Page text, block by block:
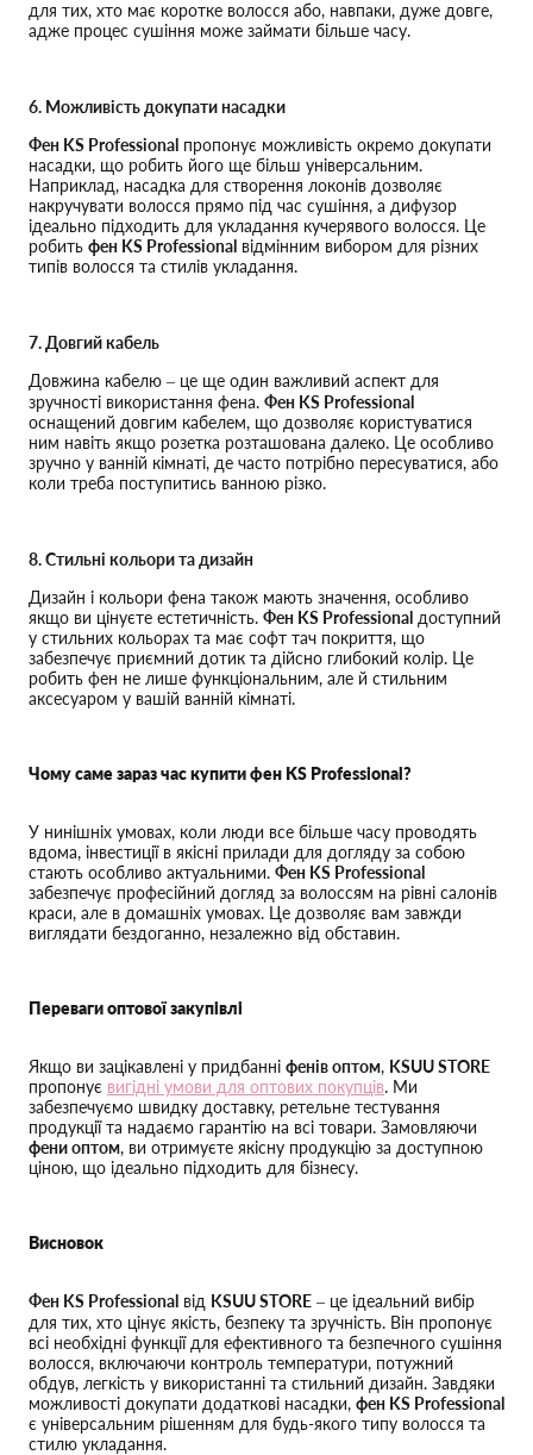
для тих, хто має коротке волосся або, навпаки, дуже довге,
адже процес сушіння може займати більше часу.
6. Можливість докупати насадки
Фен KS Professional пропонує можливість окремо докупати
насадки, що робить його ще більш універсальним.
Наприклад, насадка для створення локонів дозволяє
накручувати волосся прямо під час сушіння, а дифузор
ідеально підходить для укладання кучерявого волосся. Це
робить фен KS Professional відмінним вибором для різних
типів волосся та стилів укладання.
7. Довгий кабель
Довжина кабелю – це ще один важливий аспект для
зручності використання фена. Фен KS Professional
оснащений довгим кабелем, що дозволяє користуватися
ним навіть якщо розетка розташована далеко. Це особливо
зручно у ванній кімнаті, де часто потрібно пересуватися, або
коли треба поступитись ванною різко.
8. Стильні кольори та дизайн
Дизайн і кольори фена також мають значення, особливо
якщо ви цінуєте естетичність. Фен KS Professional доступний
у стильних кольорах та має софт тач покриття, що
забезпечує приємний дотик та дійсно глибокий колір. Це
робить фен не лише функціональним, але й стильним
аксесуаром у вашій ванній кімнаті.
Чому саме зараз час купити фен KS Professional?
У нинішніх умовах, коли люди все більше часу проводять
вдома, інвестиції в якісні прилади для догляду за собою
стають особливо актуальними. Фен KS Professional
забезпечує професійний догляд за волоссям на рівні салонів
краси, але в домашніх умовах. Це дозволяє вам завжди
виглядати бездоганно, незалежно від обставин.
Переваги оптової закупівлі
Якщо ви зацікавлені у придбанні фенів оптом, KSUU STORE
пропонує вигідні умови для оптових покупців. Ми
забезпечуємо швидку доставку, ретельне тестування
продукції та надаємо гарантію на всі товари. Замовляючи
фени оптом, ви отримуєте якісну продукцію за доступною
ціною, що ідеально підходить для бізнесу.
Висновок
Фен KS Professional від KSUU STORE – це ідеальний вибір
для тих, хто цінує якість, безпеку та зручність. Він пропонує
всі необхідні функції для ефективного та безпечного сушіння
волосся, включаючи контроль температури, потужний
обдув, легкість у використанні та стильний дизайн. Завдяки
можливості докупати додаткові насадки, фен KS Professional
є універсальним рішенням для будь-якого типу волосся та
стилю укладання.